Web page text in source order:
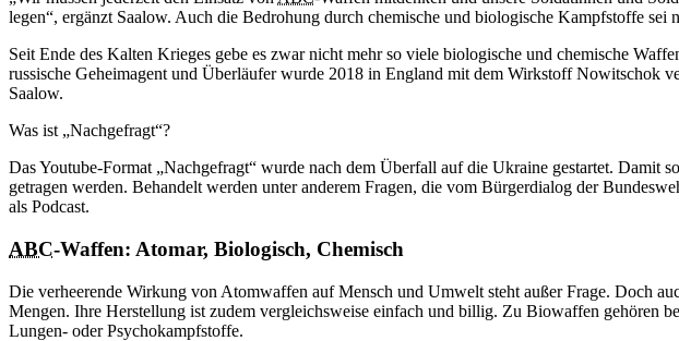
legen“, ergänzt Saalow. Auch die Bedrohung durch chemische und biologische Kampfstoffe sei
Seit Ende des Kalten Krieges gebe es zwar nicht mehr so viele biologische und chemische
russische Geheimagent und Überläufer wurde 2018 in England mit dem Wirkstoff Nowitschok
Saalow.
Was ist „Nachgefragt“?
Das Youtube-Format „Nachgefragt“ wurde nach dem Überfall auf die Ukraine gestartet.
getragen werden. Behandelt werden unter anderem Fragen, die vom Bürgerdialog der
als Podcast.
ABC-Waffen: Atomar, Biologisch, Chemisch
Die verheerende Wirkung von Atomwaffen auf Mensch und Umwelt steht außer Frage. Doch
Mengen. Ihre Herstellung ist zudem vergleichsweise einfach und billig. Zu Biowaffen gehören
Lungen- oder Psychokampfstoffe.